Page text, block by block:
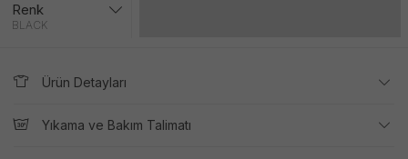
Renk
BLACK
Ürün Detayları
Yıkama ve Bakım Talimatı